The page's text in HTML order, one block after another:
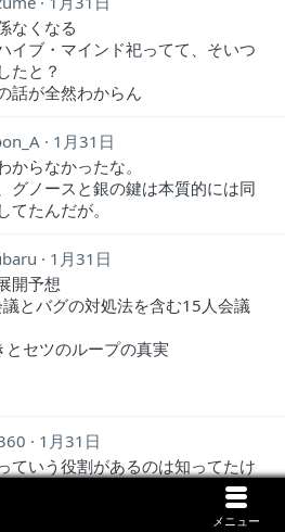
メニュー
なくなる
イブ・マインド祀ってて、そいつ
たと？
話が全然わからん
1月31日
からなかったな。
グノースと銀の鍵は本質的には同
てたんだが。
1月31日
開予想
とバグの対処法を含む15人会議
セツのループの真実
1月31日
ていう役割があるのは知ってたけ
信がバグだと思ってなかった...
わってて鳥肌やばいです